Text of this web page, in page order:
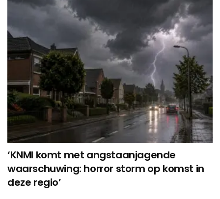
‘KNMI komt met angstaanjagende
waarschuwing: horror storm op komst in
deze regio’